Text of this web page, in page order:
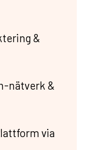
&
nätverk &
via